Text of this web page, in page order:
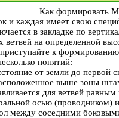
Как
и каждая имеет свою
в закладке по
ветвей на определенной
к
понятий:
от земли до первой
выше зоны
для ветвей
осью (проводником)
между соседними